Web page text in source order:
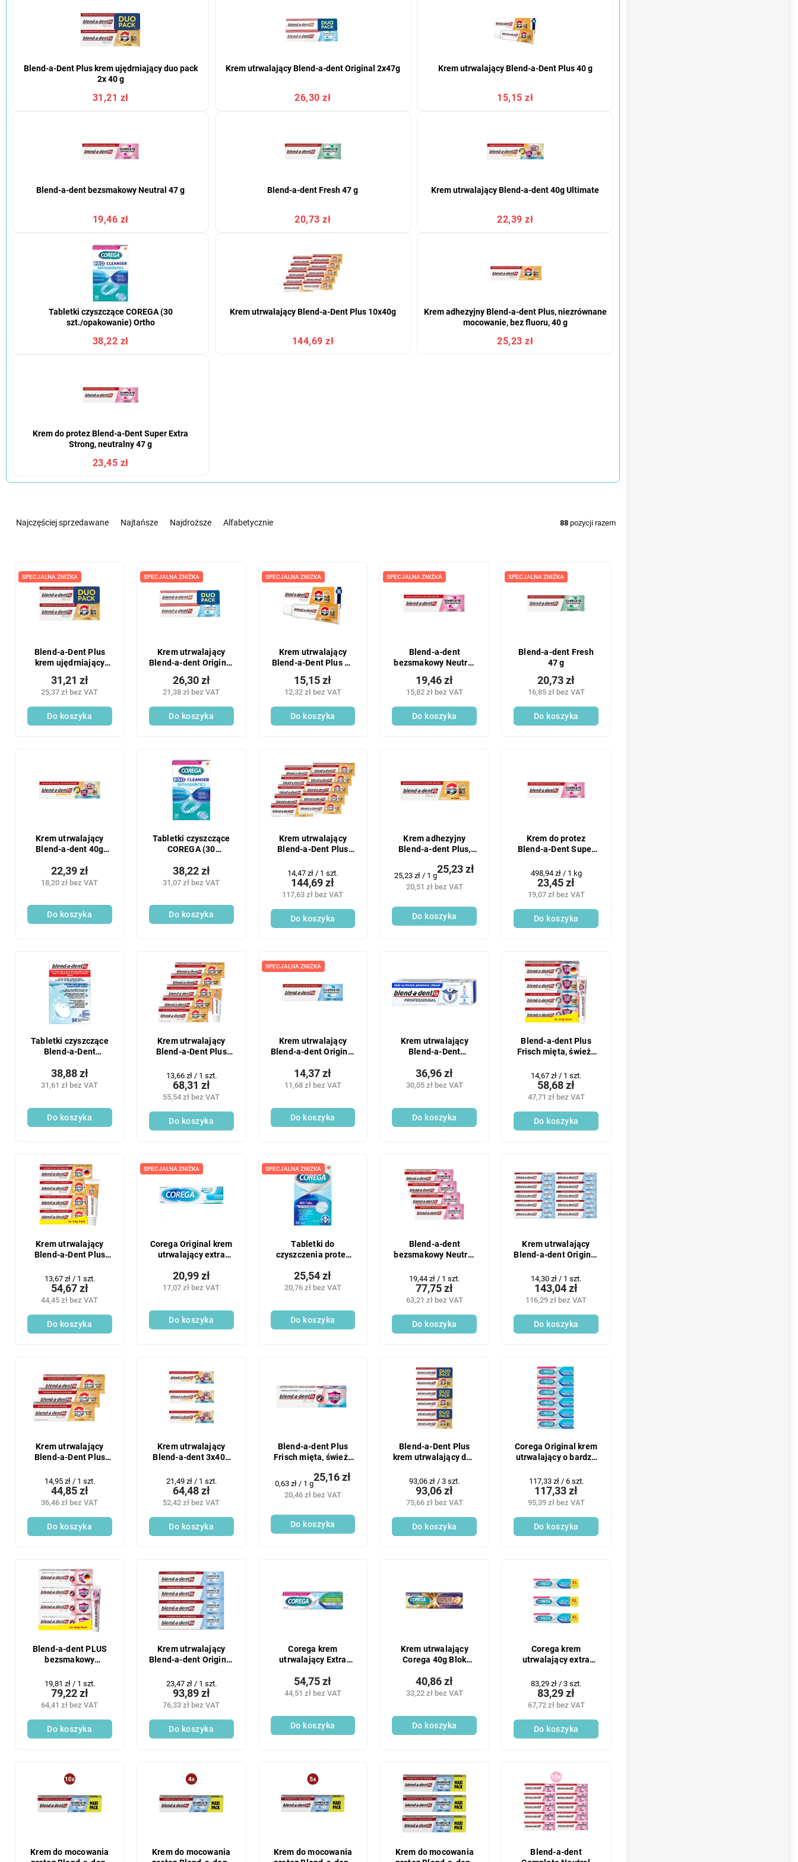
Blend-a-Dent Plus krem ujędrniający duo pack
2x 40 g
31,21 zł
Krem utrwalający Blend-a-dent Original 2x47g
26,30 zł
Krem utrwalający Blend-a-Dent Plus 40 g
15,15 zł
Blend-a-dent bezsmakowy Neutral 47 g
19,46 zł
Blend-a-dent Fresh 47 g
20,73 zł
Krem utrwalający Blend-a-dent 40g Ultimate
22,39 zł
Tabletki czyszczące COREGA (30
szt./opakowanie) Ortho
38,22 zł
Krem utrwalający Blend-a-Dent Plus 10x40g
144,69 zł
Krem adhezyjny Blend-a-dent Plus, niezrównane
mocowanie, bez fluoru, 40 g
25,23 zł
Krem do protez Blend-a-Dent Super Extra
Strong, neutralny 47 g
23,45 zł
Najczęściej sprzedawane Najtańsze Najdroższe Alfabetycznie 88 pozycji razem
SPECJALNA ZNIŻKA
Blend-a-Dent Plus
krem ujędrniający
duo pack 2x 40 g
25,37 zł bez VAT
31,21 zł
Do koszyka
SPECJALNA ZNIŻKA
Krem utrwalający
Blend-a-dent Original
21,38 zł bez VAT
26,30 zł
Do koszyka
SPECJALNA ZNIŻKA
Krem utrwalający
Blend-a-Dent Plus 40
12,32 zł bez VAT
15,15 zł
Do koszyka
SPECJALNA ZNIŻKA
Blend-a-dent
bezsmakowy Neutral
15,82 zł bez VAT
19,46 zł
Do koszyka
SPECJALNA ZNIŻKA
Blend-a-dent Fresh
47 g
16,85 zł bez VAT
20,73 zł
Do koszyka
Krem utrwalający
Blend-a-dent 40g
18,20 zł bez VAT
22,39 zł
Do koszyka
Tabletki czyszczące
COREGA (30
Ortho
31,07 zł bez VAT
38,22 zł
Do koszyka
Krem utrwalający
Blend-a-Dent Plus
117,63 zł bez VAT
144,69 zł
Cena
jednostkowa:
14,47 zł / 1 szt.
Do koszyka
Krem adhezyjny
Blend-a-dent Plus,
mocowanie, bez
fluoru, 40 g
20,51 zł bez VAT
25,23 zł
Cena
jednostkowa:
25,23 zł / 1 g
Do koszyka
Krem do protez
Blend-a-Dent Super
neutralny 47 g
19,07 zł bez VAT
23,45 zł
Cena
jednostkowa:
498,94 zł / 1 kg
Do koszyka
Tabletki czyszczące
Blend-a-Dent
31,61 zł bez VAT
38,88 zł
Do koszyka
Krem utrwalający
Blend-a-Dent Plus
55,54 zł bez VAT
68,31 zł
Cena
jednostkowa:
13,66 zł / 1 szt.
Do koszyka
SPECJALNA ZNIŻKA
Krem utrwalający
Blend-a-dent Original
11,68 zł bez VAT
14,37 zł
Do koszyka
Krem utrwalający
Blend-a-Dent
30,05 zł bez VAT
36,96 zł
Do koszyka
Blend-a-dent Plus
Frisch mięta, świeży
47,71 zł bez VAT
58,68 zł
Cena
jednostkowa:
14,67 zł / 1 szt.
Do koszyka
Krem utrwalający
Blend-a-Dent Plus
44,45 zł bez VAT
54,67 zł
Cena
jednostkowa:
13,67 zł / 1 szt.
Do koszyka
SPECJALNA ZNIŻKA
Corega Original krem
utrwalający extra
17,07 zł bez VAT
20,99 zł
Do koszyka
SPECJALNA ZNIŻKA
Tabletki do
czyszczenia protez
Smithkline Bio Tabs
30 szt.
20,76 zł bez VAT
25,54 zł
Do koszyka
Blend-a-dent
bezsmakowy Neutral
63,21 zł bez VAT
77,75 zł
Cena
jednostkowa:
19,44 zł / 1 szt.
Do koszyka
Krem utrwalający
Blend-a-dent Original
116,29 zł bez VAT
143,04 zł
Cena
jednostkowa:
14,30 zł / 1 szt.
Do koszyka
Krem utrwalający
Blend-a-Dent Plus
36,46 zł bez VAT
44,85 zł
Cena
jednostkowa:
14,95 zł / 1 szt.
Do koszyka
Krem utrwalający
Blend-a-dent 3x40g
52,42 zł bez VAT
64,48 zł
Cena
jednostkowa:
21,49 zł / 1 szt.
Do koszyka
Blend-a-dent Plus
Frisch mięta, świeży
20,46 zł bez VAT
25,16 zł
Cena
jednostkowa:
0,63 zł / 1 g
Do koszyka
Blend-a-Dent Plus
krem utrwalający duo
szt./opakowanie/40
g)
75,66 zł bez VAT
93,06 zł
Cena
jednostkowa:
93,06 zł / 3 szt.
Do koszyka
Corega Original krem
utrwalający o bardzo
6x40g
95,39 zł bez VAT
117,33 zł
Cena
jednostkowa:
117,33 zł / 6 szt.
Do koszyka
Blend-a-dent PLUS
bezsmakowy
64,41 zł bez VAT
79,22 zł
Cena
jednostkowa:
19,81 zł / 1 szt.
Do koszyka
Krem utrwalający
Blend-a-dent Original
76,33 zł bez VAT
93,89 zł
Cena
jednostkowa:
23,47 zł / 1 szt.
Do koszyka
Corega krem
utrwalający Extra
44,51 zł bez VAT
54,75 zł
Do koszyka
Krem utrwalający
Corega 40g Blok
33,22 zł bez VAT
40,86 zł
Do koszyka
Corega krem
utrwalający extra
67,72 zł bez VAT
83,29 zł
Cena
jednostkowa:
83,29 zł / 3 szt.
Do koszyka
Krem do mocowania
Krem do mocowania
Krem do mocowania
Krem do mocowania
Blend-a-dent